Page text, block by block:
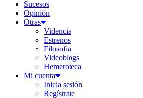
Sucesos
Opinión
Otras
Videncia
Estrenos
Filosofía
Videoblogs
Hemeroteca
Mi cuenta
Inicia sesión
Regístrate